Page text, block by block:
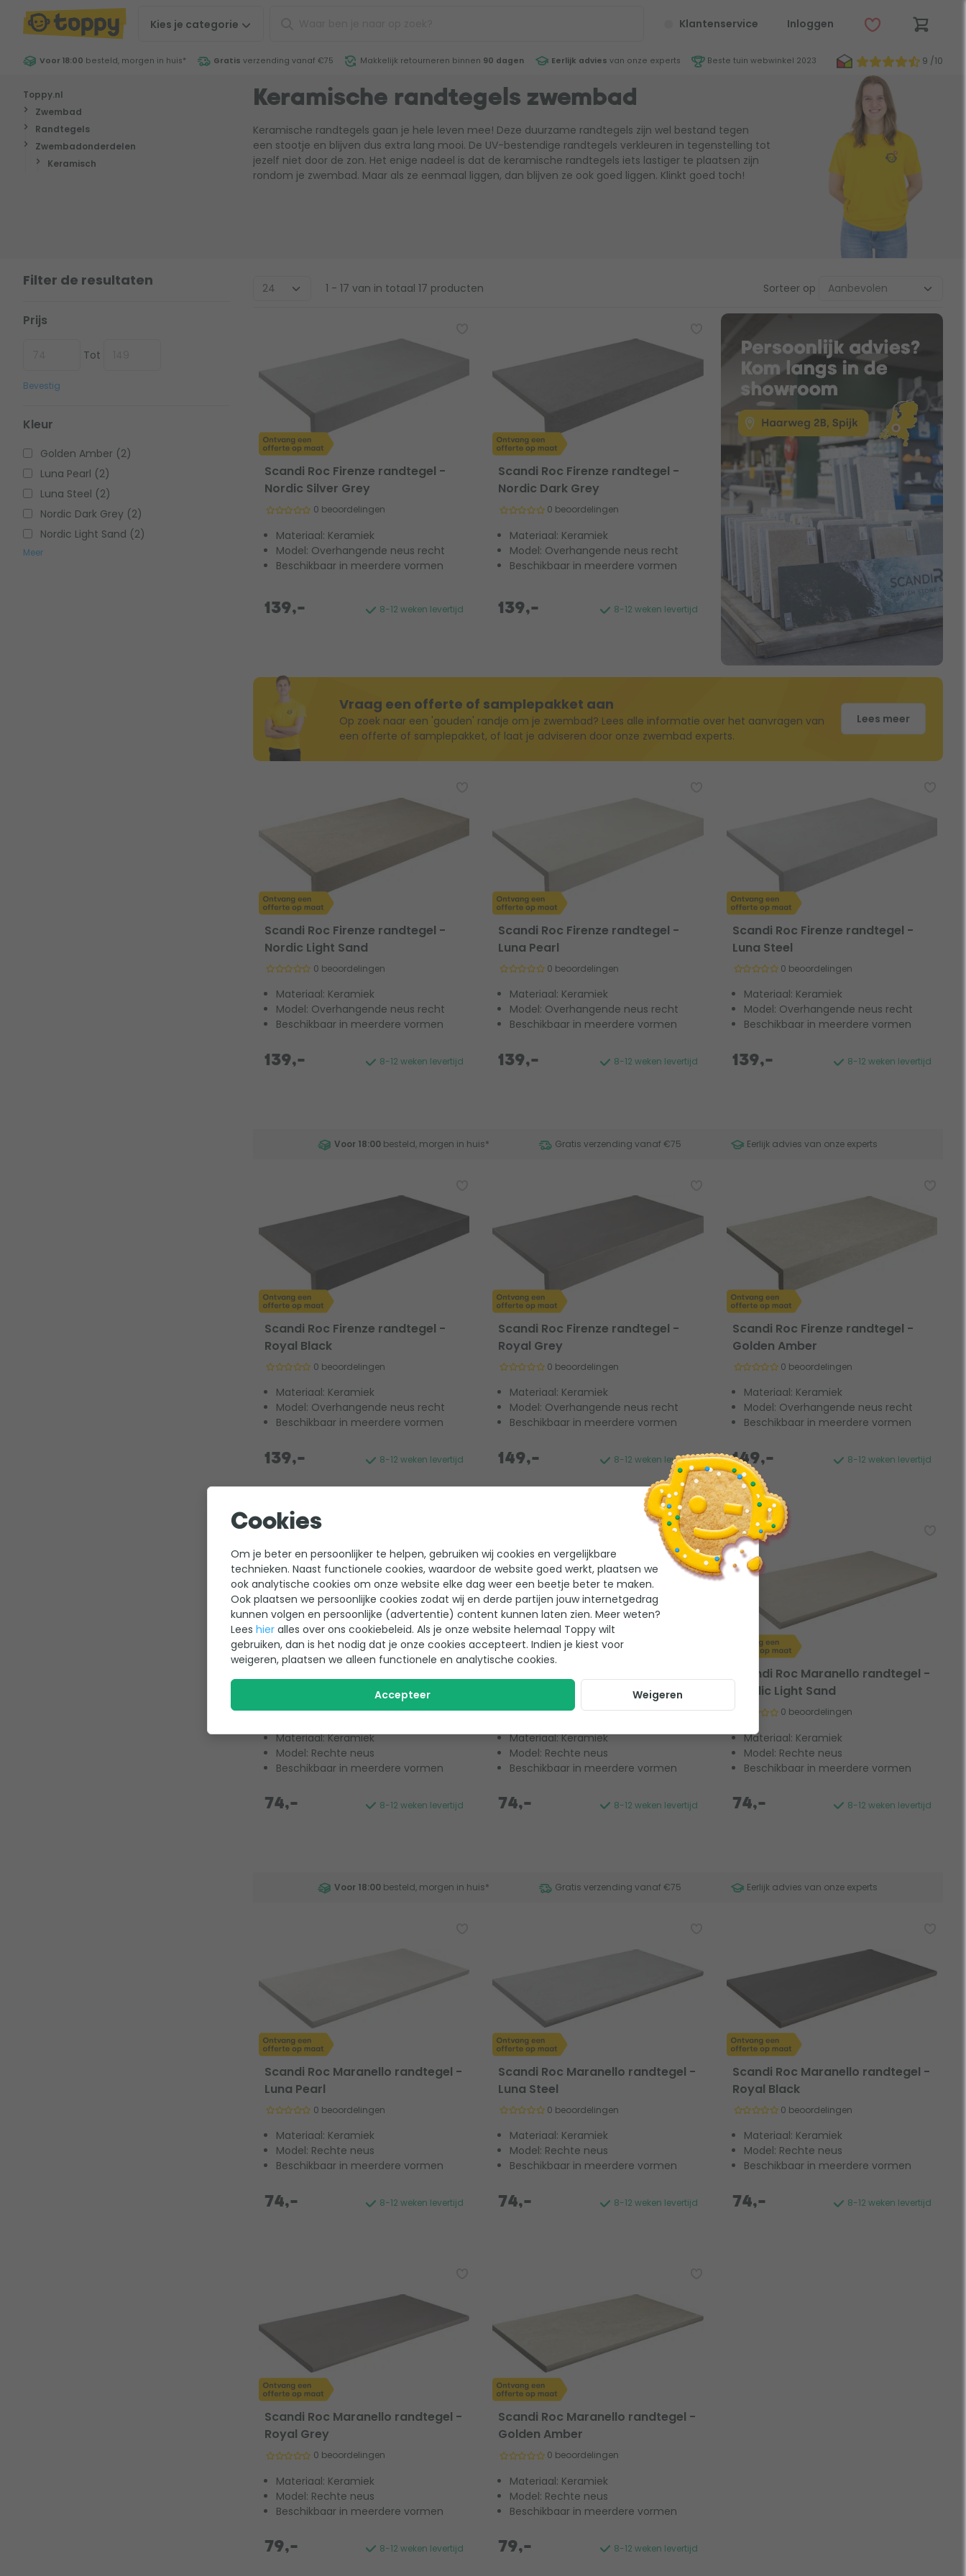
Kies je categorie Klantenservice Inloggen
Voor 18:00 besteld, morgen in huis* Gratis verzending vanaf €75 Makkelijk retourneren binnen 90 dagen Eerlijk advies van onze experts Beste tuin webwinkel 2023 9 /10
Toppy.nl
Zwembad
Randtegels
Zwembadonderdelen
Keramisch
Keramische randtegels zwembad
Keramische randtegels gaan je hele leven mee! Deze duurzame randtegels zijn wel bestand tegen
een stootje en blijven dus extra lang mooi. De UV-bestendige randtegels verkleuren in tegenstelling tot
jezelf niet door de zon. Het enige nadeel is dat de keramische randtegels iets lastiger te plaatsen zijn
rondom je zwembad. Maar als ze eenmaal liggen, dan blijven ze ook goed liggen. Klinkt goed toch!
Filter de resultaten
Prijs
Tot
Bevestig
Kleur
Golden Amber (2)
Luna Pearl (2)
Luna Steel (2)
Nordic Dark Grey (2)
Nordic Light Sand (2)
Meer
1 - 17 van in totaal 17 producten Sorteer op
Scandi Roc Firenze randtegel -
Nordic Silver Grey
0 beoordelingen
Materiaal: Keramiek
Model: Overhangende neus recht
Beschikbaar in meerdere vormen
8-12 weken levertijd
139,-
Scandi Roc Firenze randtegel -
Nordic Dark Grey
0 beoordelingen
Materiaal: Keramiek
Model: Overhangende neus recht
Beschikbaar in meerdere vormen
8-12 weken levertijd
139,-
Scandi Roc Firenze randtegel -
Nordic Light Sand
0 beoordelingen
Materiaal: Keramiek
Model: Overhangende neus recht
Beschikbaar in meerdere vormen
8-12 weken levertijd
139,-
Scandi Roc Firenze randtegel -
Luna Pearl
0 beoordelingen
Materiaal: Keramiek
Model: Overhangende neus recht
Beschikbaar in meerdere vormen
8-12 weken levertijd
139,-
Scandi Roc Firenze randtegel -
Luna Steel
0 beoordelingen
Materiaal: Keramiek
Model: Overhangende neus recht
Beschikbaar in meerdere vormen
8-12 weken levertijd
139,-
Voor 18:00 besteld, morgen in huis* Gratis verzending vanaf €75 Eerlijk advies van onze experts
Scandi Roc Firenze randtegel -
Royal Black
0 beoordelingen
Materiaal: Keramiek
Model: Overhangende neus recht
Beschikbaar in meerdere vormen
8-12 weken levertijd
139,-
Scandi Roc Firenze randtegel -
Royal Grey
0 beoordelingen
Materiaal: Keramiek
Model: Overhangende neus recht
Beschikbaar in meerdere vormen
8-12 weken levertijd
149,-
Scandi Roc Firenze randtegel -
Golden Amber
0 beoordelingen
Materiaal: Keramiek
Model: Overhangende neus recht
Beschikbaar in meerdere vormen
8-12 weken levertijd
149,-
0 beoordelingen
Materiaal: Keramiek
Model: Rechte neus
Beschikbaar in meerdere vormen
8-12 weken levertijd
74,-
0 beoordelingen
Materiaal: Keramiek
Model: Rechte neus
Beschikbaar in meerdere vormen
8-12 weken levertijd
74,-
Scandi Roc Maranello randtegel -
Nordic Light Sand
0 beoordelingen
Materiaal: Keramiek
Model: Rechte neus
Beschikbaar in meerdere vormen
8-12 weken levertijd
74,-
Voor 18:00 besteld, morgen in huis* Gratis verzending vanaf €75 Eerlijk advies van onze experts
Scandi Roc Maranello randtegel -
Luna Pearl
0 beoordelingen
Materiaal: Keramiek
Model: Rechte neus
Beschikbaar in meerdere vormen
8-12 weken levertijd
74,-
Scandi Roc Maranello randtegel -
Luna Steel
0 beoordelingen
Materiaal: Keramiek
Model: Rechte neus
Beschikbaar in meerdere vormen
8-12 weken levertijd
74,-
Scandi Roc Maranello randtegel -
Royal Black
0 beoordelingen
Materiaal: Keramiek
Model: Rechte neus
Beschikbaar in meerdere vormen
8-12 weken levertijd
74,-
Scandi Roc Maranello randtegel -
Royal Grey
0 beoordelingen
Materiaal: Keramiek
Model: Rechte neus
Beschikbaar in meerdere vormen
8-12 weken levertijd
79,-
Scandi Roc Maranello randtegel -
Golden Amber
0 beoordelingen
Materiaal: Keramiek
Model: Rechte neus
Beschikbaar in meerdere vormen
8-12 weken levertijd
79,-
Vraag een offerte of samplepakket aan
Op zoek naar een 'gouden' randje om je zwembad? Lees alle informatie over het aanvragen van
een offerte of samplepakket, of laat je adviseren door onze zwembad experts.
Lees meer
Cookies
Om je beter en persoonlijker te helpen, gebruiken wij cookies en vergelijkbare
technieken. Naast functionele cookies, waardoor de website goed werkt, plaatsen we
ook analytische cookies om onze website elke dag weer een beetje beter te maken.
Ook plaatsen we persoonlijke cookies zodat wij en derde partijen jouw internetgedrag
kunnen volgen en persoonlijke (advertentie) content kunnen laten zien. Meer weten?
Lees hier alles over ons cookiebeleid. Als je onze website helemaal Toppy wilt
gebruiken, dan is het nodig dat je onze cookies accepteert. Indien je kiest voor
weigeren, plaatsen we alleen functionele en analytische cookies.
Accepteer Weigeren